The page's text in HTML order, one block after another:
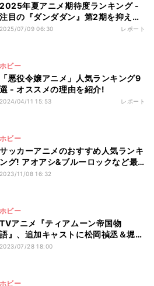
2025年夏アニメ期待度ランキング -
注目の『ダンダダン』第2期を抑え、
1位に選ばれたのは?
2025/07/09 06:30 レポート
ホビー
「悪役令嬢アニメ」人気ランキング9
選 - オススメの理由を紹介!
2024/04/11 15:53 レポート
ホビー
サッカーアニメのおすすめ人気ランキ
ング! アオアシ&ブルーロックなど最
新作も
2023/11/08 16:32
ホビー
TVアニメ『ティアムーン帝国物
語』、追加キャストに松岡禎丞＆堀江
瞬
2023/07/28 18:00
ホビー